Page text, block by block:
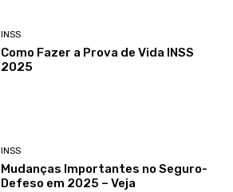
INSS
Como Fazer a Prova de Vida INSS
2025
INSS
Mudanças Importantes no Seguro-
Defeso em 2025 – Veja